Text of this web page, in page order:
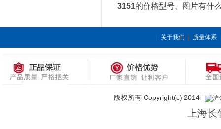
3151的价格型号、图片有什
关于我们 质量体系
版权所有 Copyright(c) 2014 沪
上海